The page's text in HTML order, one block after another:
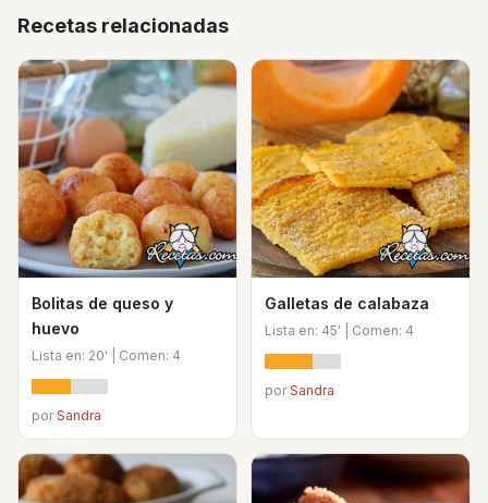
Recetas relacionadas
Bolitas de queso y
huevo
Lista en: 20' | Comen: 4
porSandra
Galletas de calabaza
Lista en: 45' | Comen: 4
porSandra